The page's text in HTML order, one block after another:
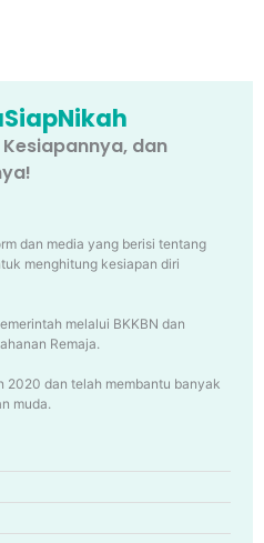
dan
dan media yang berisi tentang
menghitung kesiapan diri
melalui BKKBN dan
Remaja.
2020 dan telah membantu banyak
muda.